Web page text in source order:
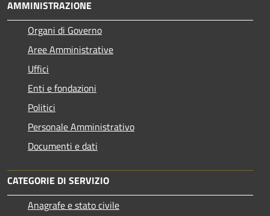
AMMINISTRAZIONE
Organi di Governo
Aree Amministrative
Uffici
Enti e fondazioni
Politici
Personale Amministrativo
Documenti e dati
CATEGORIE DI SERVIZIO
Anagrafe e stato civile